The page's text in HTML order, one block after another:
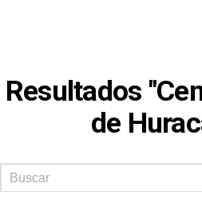
Resultados
de